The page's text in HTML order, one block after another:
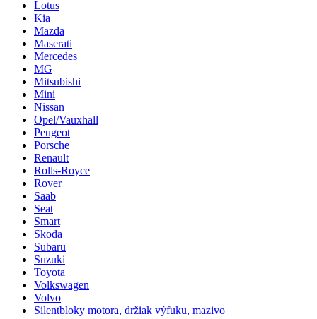
Lotus
Kia
Mazda
Maserati
Mercedes
MG
Mitsubishi
Mini
Nissan
Opel/Vauxhall
Peugeot
Porsche
Renault
Rolls-Royce
Rover
Saab
Seat
Smart
Skoda
Subaru
Suzuki
Toyota
Volkswagen
Volvo
Silentbloky motora, držiak výfuku, mazivo